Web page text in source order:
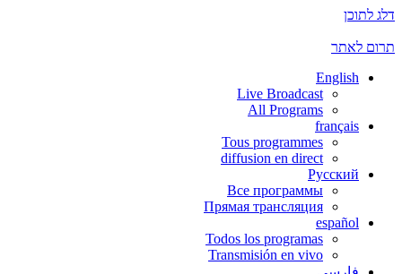
דלג לתוכן
תרום לאתר
English
Live Broadcast
All Programs
français
Tous programmes
diffusion en direct
Русский
Все программы
Прямая трансляция
español
Todos los programas
Transmisión en vivo